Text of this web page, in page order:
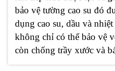
bảo vệ tường cao su đó
dụng cao su, dầu và
không chỉ có thể bảo vệ
còn chống trầy xước và